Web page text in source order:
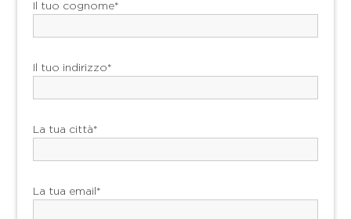
Il tuo cognome*
Il tuo indirizzo*
La tua città*
La tua email*